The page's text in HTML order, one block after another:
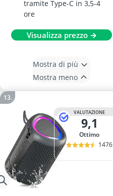
tramite Type-C in 3,5-4
ore
Visualizza prezzo →
Mostra di più
Mostra meno
VALUTAZIONE
9,1
Ottimo
1476